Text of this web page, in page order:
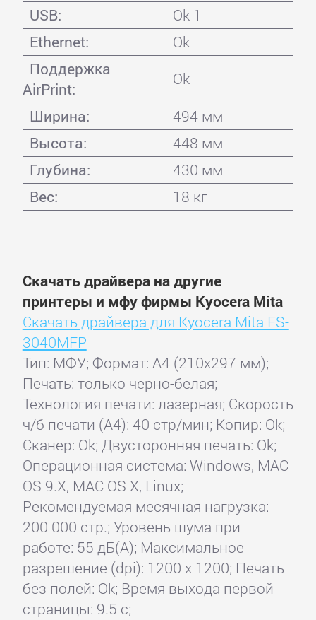
USB:
Ok 1
Ethernet:
Ok
Поддержка
AirPrint:
Ok
Ширина:
494 мм
Высота:
448 мм
Глубина:
430 мм
Вес:
18 кг
Скачать драйвера на другие
принтеры и мфу фирмы Kyocera Mita
Скачать драйвера для Kyocera Mita FS-
3040MFP
Тип: МФУ; Формат: A4 (210x297 мм);
Печать: только черно-белая;
Технология печати: лазерная; Скорость
ч/б печати (А4): 40 стр/мин; Копир: Ok;
Сканер: Ok; Двусторонняя печать: Ok;
Операционная система: Windows, MAC
OS 9.X, MAC OS X, Linux;
Рекомендуемая месячная нагрузка:
200 000 стр.; Уровень шума при
работе: 55 дБ(А); Максимальное
разрешение (dpi): 1200 x 1200; Печать
без полей: Ok; Время выхода первой
страницы: 9.5 с;